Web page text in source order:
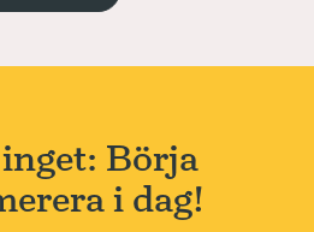
Börja
i dag!